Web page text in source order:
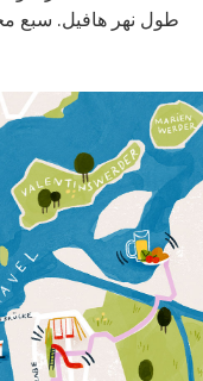
طول نهر هافيل. سبع